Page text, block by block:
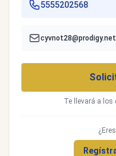
5555202568
Te llevará a los